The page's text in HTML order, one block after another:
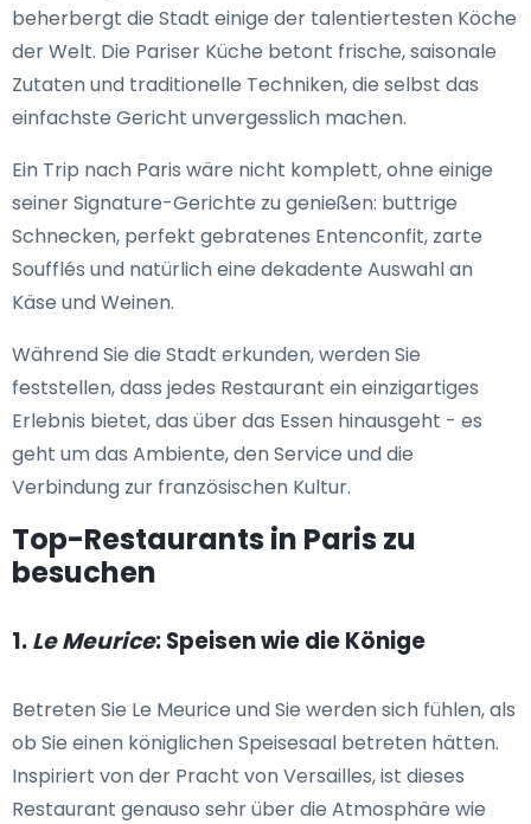
beherbergt die Stadt einige der talentiertesten Köche
der Welt. Die Pariser Küche betont frische, saisonale
Zutaten und traditionelle Techniken, die selbst das
einfachste Gericht unvergesslich machen.
Ein Trip nach Paris wäre nicht komplett, ohne einige
seiner Signature-Gerichte zu genießen: buttrige
Schnecken, perfekt gebratenes Entenconfit, zarte
Soufflés und natürlich eine dekadente Auswahl an
Käse und Weinen.
Während Sie die Stadt erkunden, werden Sie
feststellen, dass jedes Restaurant ein einzigartiges
Erlebnis bietet, das über das Essen hinausgeht - es
geht um das Ambiente, den Service und die
Verbindung zur französischen Kultur.
Top-Restaurants in Paris zu
besuchen
1.Le Meurice: Speisen wie die Könige
Betreten Sie Le Meurice und Sie werden sich fühlen, als
ob Sie einen königlichen Speisesaal betreten hätten.
Inspiriert von der Pracht von Versailles, ist dieses
Restaurant genauso sehr über die Atmosphäre wie